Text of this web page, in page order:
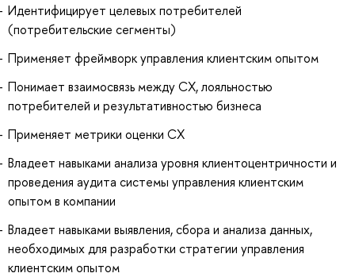
Идентифицирует целевых потребителей
(потребительские сегменты)
Применяет фреймворк управления клиентским опытом
Понимает взаимосвязь между СХ, лояльностью
потребителей и результативностью бизнеса
Применяет метрики оценки СХ
Владеет навыками анализа уровня клиентоцентричности и
проведения аудита системы управления клиентским
опытом в компании
Владеет навыками выявления, сбора и анализа данных,
необходимых для разработки стратегии управления
клиентским опытом